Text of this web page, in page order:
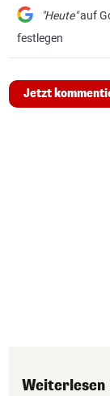
"Heute"auf
festlegen
Jetzt
Weiterlesen